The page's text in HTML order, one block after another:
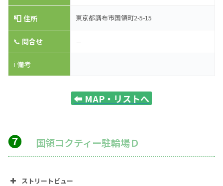
📮住所 東京都調布市国領町2-5-15
📞 問合せ －
ℹ️ 備考
⬅️ MAP・リストへ
❼ 国領コクティー駐輪場Ｄ
ストリートビュー